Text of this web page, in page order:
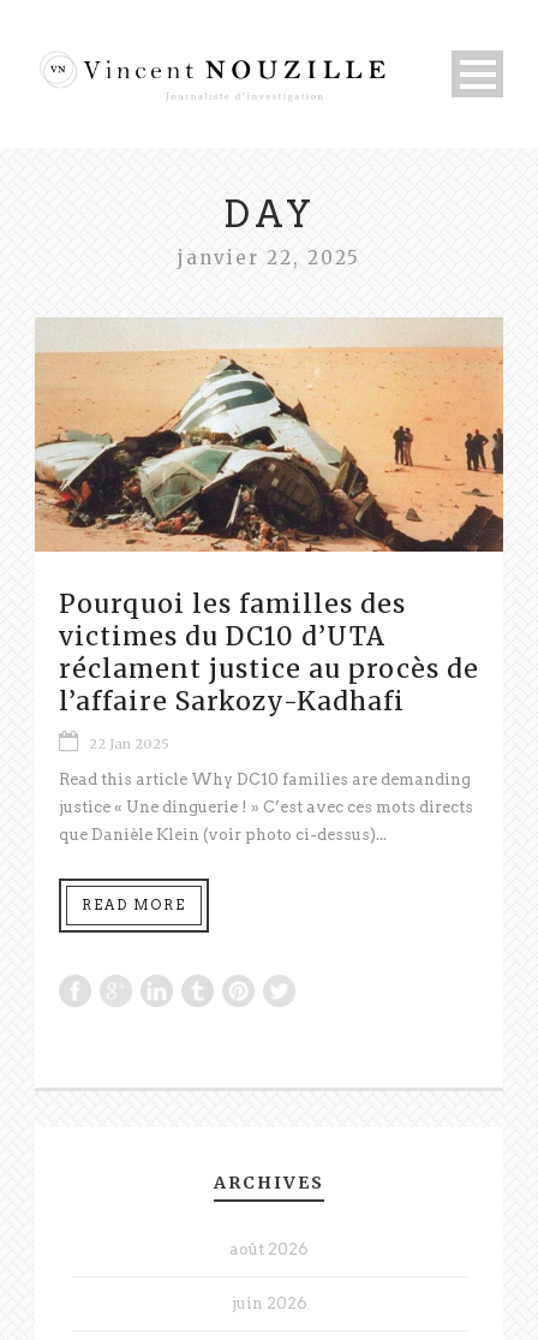
DAY
janvier 22, 2025
Pourquoi les familles des
victimes du DC10 d’UTA
réclament justice au procès de
l’affaire Sarkozy-Kadhafi
22 Jan 2025
Read this article Why DC10 families are demanding
justice « Une dinguerie ! » C’est avec ces mots directs
que Danièle Klein (voir photo ci-dessus)...
READ MORE
ARCHIVES
août 2026
juin 2026